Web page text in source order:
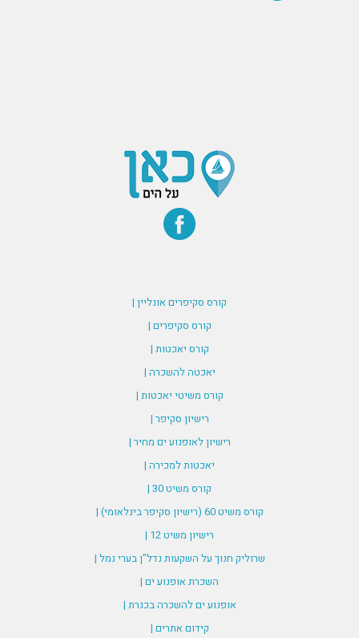
קורס סקיפרים אונליין |
קורס סקיפרים |
קורס יאכטות |
יאכטה להשכרה |
קורס משיטי יאכטות |
רישיון סקיפר |
רישיון לאופנוע ים מחיר |
יאכטות למכירה |
קורס משיט 30 |
קורס משיט 60 (רישיון סקיפר בינלאומי) |
רישיון משיט 12 |
שרוליק חנוך על השקעות נדל"ן בערי נמל |
השכרת אופנוע ים |
אופנוע ים להשכרה בכנרת |
קידום אתרים |